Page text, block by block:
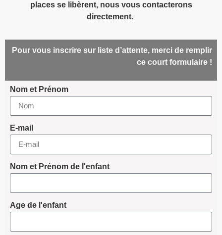
places se libèrent, nous vous contacterons
directement.
Pour vous inscrire sur liste d’attente, merci de remplir
ce court formulaire !
Nom et Prénom
E-mail
Nom et Prénom de l'enfant
Age de l'enfant